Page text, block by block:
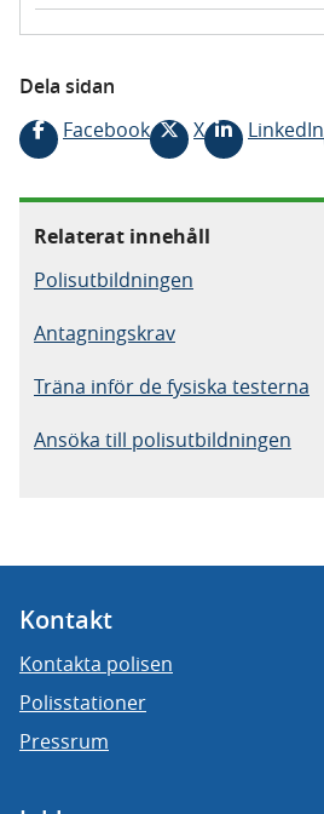
Dela sidan
Facebook
X LinkedIn
Relaterat innehåll
Polisutbildningen
Antagningskrav
Träna inför de fysiska testerna
Ansöka till polisutbildningen
Kontakt
Kontakta polisen
Polisstationer
Pressrum